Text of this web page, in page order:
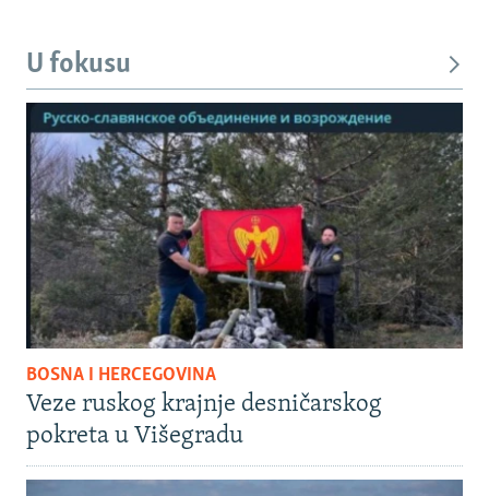
U fokusu
BOSNA I HERCEGOVINA
Veze ruskog krajnje desničarskog
pokreta u Višegradu